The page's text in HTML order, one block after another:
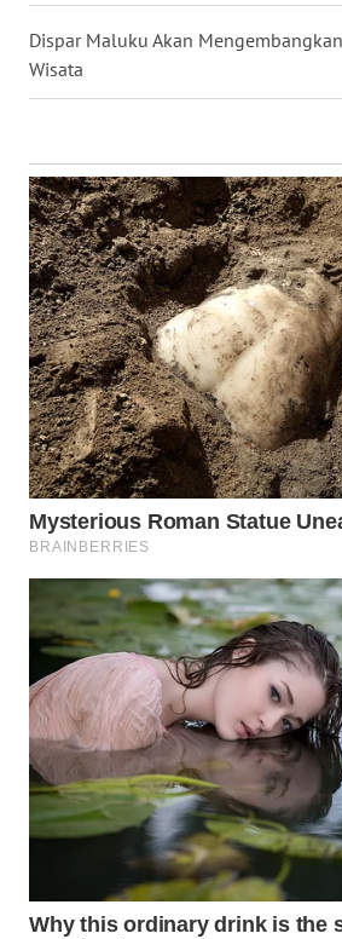
Dispar Maluku Akan
Wisata
WN
SULUT
WN
WN
MALUT
WN
DAIRI
WN
DANAU
TOBA
WN
NIAS
WN
LANGKAT
WN
TAPANULI
SELATAN
WN
TANJUNG
LESUNG
KARO